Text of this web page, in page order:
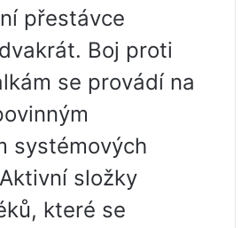
přestávce
Boj proti
se provádí na
systémových
složky
které se